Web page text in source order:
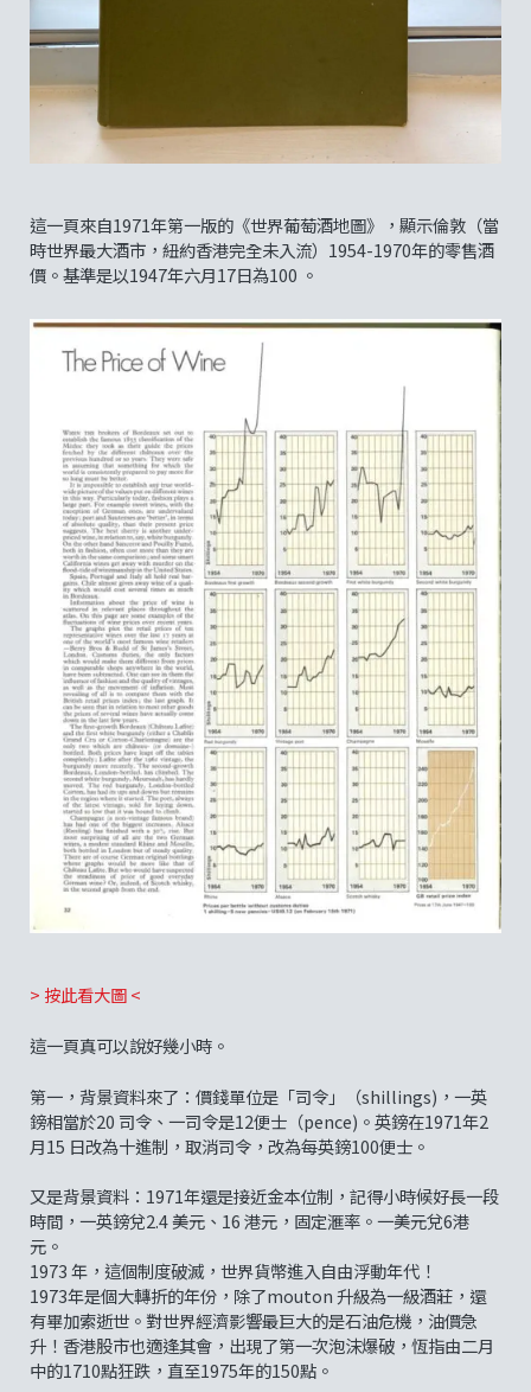
這一頁來自1971年第一版的《世界葡萄酒地圖》，顯示倫敦（當
時世界最大酒市，紐約香港完全未入流）1954-1970年的零售酒
價。基準是以1947年六月17日為100 。
> 按此看大圖 <
這一頁真可以說好幾小時。
第一，背景資料來了：價錢單位是「司令」（shillings)，一英
鎊相當於20 司令、一司令是12便士（pence)。英鎊在1971年2
月15 日改為十進制，取消司令，改為每英鎊100便士。
又是背景資料：1971年還是接近金本位制，記得小時候好長一段
時間，一英鎊兌2.4 美元、16 港元，固定滙率。一美元兌6港
元。
1973 年，這個制度破滅，世界貨幣進入自由浮動年代！
1973年是個大轉折的年份，除了mouton 升級為一級酒莊，還
有畢加索逝世。對世界經濟影響最巨大的是石油危機，油價急
升！香港股市也適逢其會，出現了第一次泡沫爆破，恆指由二月
中的1710點狂跌，直至1975年的150點。